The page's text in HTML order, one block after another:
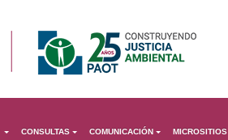
CONSULTAS COMUNICACIÓN MICROSITIOS